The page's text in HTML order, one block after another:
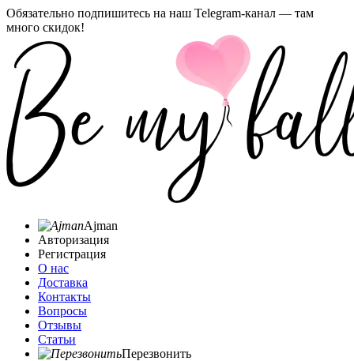
Обязательно подпишитесь на наш Telegram-канал — там
много скидок!
Ajman
Авторизация
Регистрация
О нас
Доставка
Контакты
Вопросы
Отзывы
Статьи
Перезвонить